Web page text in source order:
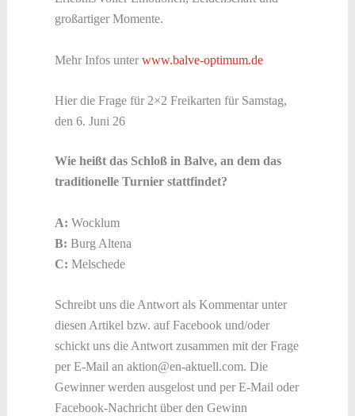
großartiger Momente.
Mehr Infos unter www.balve-optimum.de
Hier die Frage für 2×2 Freikarten für Samstag,
den 6. Juni 26
Wie heißt das Schloß in Balve, an dem das
traditionelle Turnier stattfindet?
A: Wocklum
B: Burg Altena
C: Melschede
Schreibt uns die Antwort als Kommentar unter
diesen Artikel bzw. auf Facebook und/oder
schickt uns die Antwort zusammen mit der Frage
per E-Mail an aktion@en-aktuell.com. Die
Gewinner werden ausgelost und per E-Mail oder
Facebook-Nachricht über den Gewinn